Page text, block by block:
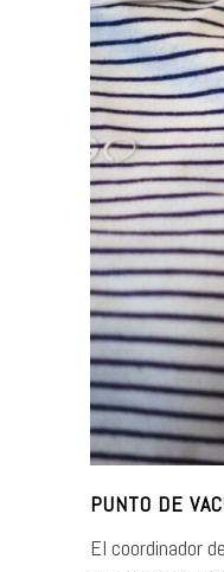
PUNTO DE
El coordinador